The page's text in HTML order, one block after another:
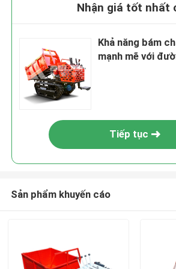
Nhận giá tốt nhất
Khả năng bám
mạnh mẽ với
Tiếp tục
Sản phẩm khuyến cáo